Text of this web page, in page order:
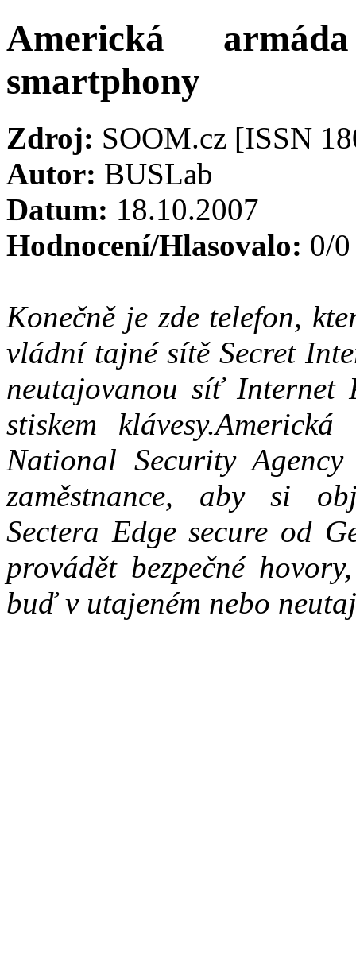
Americká
smartphony
Zdroj: SOOM.cz [ISSN
Autor: BUSLab
Datum: 18.10.2007
Hodnocení/Hlasovalo: 0/0
Konečně je zde telefon,
vládní tajné sítě Secret
neutajovanou síť Internet
stiskem
National Security
zaměstnance, aby si
Sectera Edge secure od
provádět bezpečné
buď v utajeném nebo